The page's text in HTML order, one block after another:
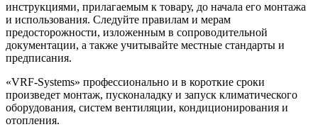
инструкциями, прилагаемым к товару, до начала его монтажа
и использования. Следуйте правилам и мерам
предосторожности, изложенным в сопроводительной
документации, а также учитывайте местные стандарты и
предписания.
«VRF-Systems» профессионально и в короткие сроки
произведет монтаж, пусконаладку и запуск климатического
оборудования, систем вентиляции, кондиционирования и
отопления.